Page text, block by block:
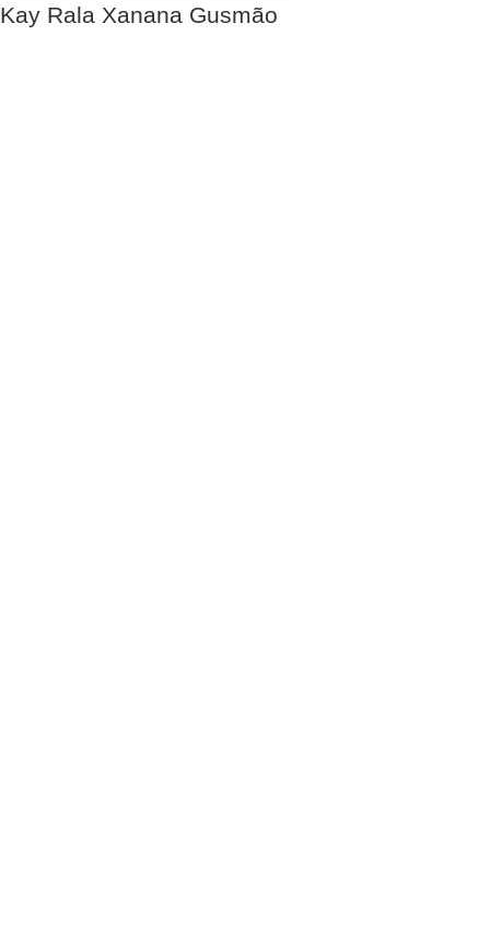
Kay Rala Xanana Gusmão